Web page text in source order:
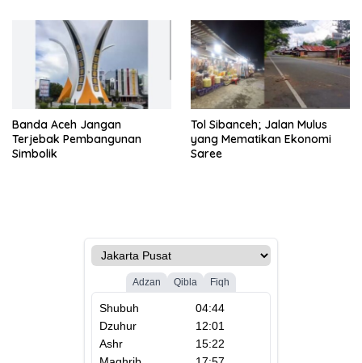
Banda Aceh Jangan
Terjebak Pembangunan
Simbolik
Tol Sibanceh; Jalan Mulus
yang Mematikan Ekonomi
Saree